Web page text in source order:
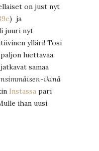
on just nyt
) ja
juuri nyt
ylläri! Tosi
luettavaa.
samaa
ikinä
Instassa pari
ihan uusi